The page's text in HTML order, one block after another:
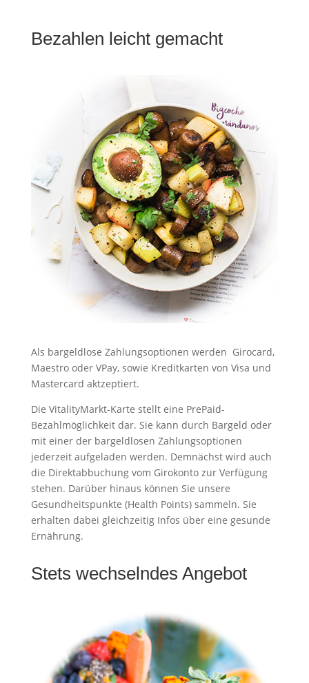
Bezahlen leicht gemacht
Als bargeldlose Zahlungsoptionen werden Girocard,
Maestro oder VPay, sowie Kreditkarten von Visa und
Mastercard aktzeptiert.
Die VitalityMarkt-Karte stellt eine PrePaid-
Bezahlmöglichkeit dar. Sie kann durch Bargeld oder
mit einer der bargeldlosen Zahlungsoptionen
jederzeit aufgeladen werden. Demnächst wird auch
die Direktabbuchung vom Girokonto zur Verfügung
stehen. Darüber hinaus können Sie unsere
Gesundheitspunkte (Health Points) sammeln. Sie
erhalten dabei gleichzeitig Infos über eine gesunde
Ernährung.
Stets wechselndes Angebot